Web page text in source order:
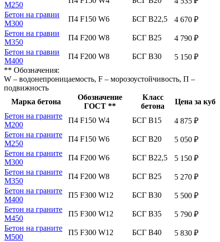
М250
Бетон на гравии
М300
П4 F150 W6 БСГ В22,5
4 670 ₽
Бетон на гравии
М350
П4 F200 W8 БСГ В25
4 790 ₽
Бетон на гравии
М400
П4 F200 W8 БСГ В30
5 150 ₽
** Обозначения:
W – водонепроницаемость, F – морозоустойчивость, П –
подвижность
Марка бетона
Обозначение
ГОСТ **
Класс
бетона
Цена за куб
Бетон на граните
М200
П4 F150 W4 БСГ В15
4 875 ₽
Бетон на граните
М250
П4 F150 W6 БСГ В20
5 050 ₽
Бетон на граните
М300
П4 F200 W6 БСГ В22,5
5 150 ₽
Бетон на граните
М350
П4 F200 W8 БСГ В25
5 270 ₽
Бетон на граните
М400
П5 F300 W12 БСГ В30
5 500 ₽
Бетон на граните
М450
П5 F300 W12 БСГ В35
5 790 ₽
Бетон на граните
М500
П5 F300 W12 БСГ В40
5 830 ₽